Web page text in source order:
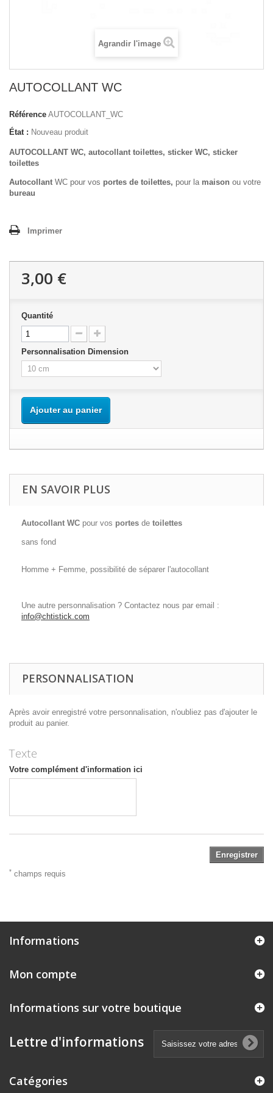
Agrandir l'image
AUTOCOLLANT WC
Référence AUTOCOLLANT_WC
État : Nouveau produit
AUTOCOLLANT WC, autocollant toilettes, sticker WC, sticker
toilettes
Autocollant WC pour vos portes de toilettes, pour lamaison ou votre
bureau
Imprimer
3,00 €
Quantité
Personnalisation Dimension
Ajouter au panier
EN SAVOIR PLUS
Autocollant WC pour vos portes de toilettes
sans fond
Homme + Femme, possibilité de séparer l'autocollant
Une autre personnalisation ? Contactez nous par email :
info@chtistick.com
PERSONNALISATION
Après avoir enregistré votre personnalisation, n'oubliez pas d'ajouter le
produit au panier.
Texte
Votre complément d'information ici
Enregistrer
* champs requis
Informations
Mon compte
Informations sur votre boutique
Lettre d'informations
Catégories